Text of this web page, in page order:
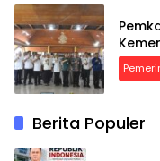
Berita Populer